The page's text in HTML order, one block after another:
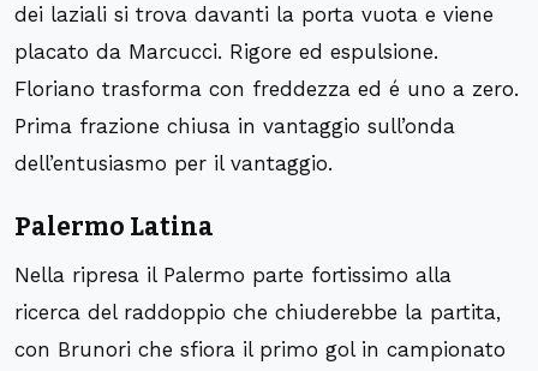
dei laziali si trova davanti la porta vuota e viene
placato da Marcucci. Rigore ed espulsione.
Floriano trasforma con freddezza ed é uno a zero.
Prima frazione chiusa in vantaggio sull’onda
dell’entusiasmo per il vantaggio.
Palermo Latina
Nella ripresa il Palermo parte fortissimo alla
ricerca del raddoppio che chiuderebbe la partita,
con Brunori che sfiora il primo gol in campionato